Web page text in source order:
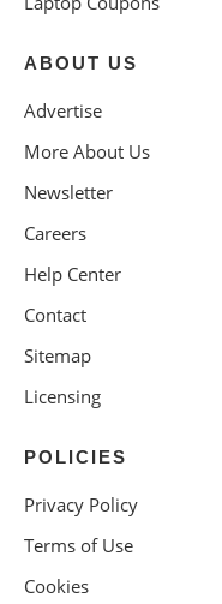
ABOUT US
Advertise
More About Us
Newsletter
Careers
Help Center
Contact
Sitemap
Licensing
POLICIES
Privacy Policy
Terms of Use
Cookies